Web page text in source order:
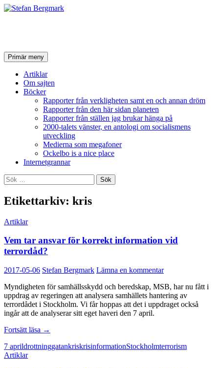
SökPrimär meny Hoppa
till
innehåll
Artiklar
Om sajten
Böcker
Rapporter från verkligheten samt en och annan dröm
Rapporter från den här sidan planeten
Rapporter från ställen jag brukar hänga på
2000-talets vänster, en antologi om socialismens
utveckling
Medierna som megafoner
Ockelbo is a nice place
Internetgrannar
Sök
efter:
Etikettarkiv: kris
Artiklar
Vem tar ansvar för korrekt information vid
terrordåd?
2017-05-06 Stefan Bergmark Lämna en kommentar
Myndigheten för samhällsskydd och beredskap, MSB, har nu fått i
uppdrag av regeringen att analysera samhällets hantering av
terrordådet i Stockholm. Vi får hoppas att det i uppdraget också
ingår att de analyserar sitt eget haveri den 7 april.
Fortsätt läsa Vem
ansvar
→
7 aprildrottninggatankriskrisinformationStockholmterrorism
Artiklar